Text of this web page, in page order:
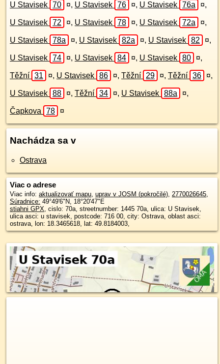
U Stavisek 70 ¤, U Stavisek 76 ¤, U Stavisek 76a ¤,
U Stavisek 72 ¤, U Stavisek 78 ¤, U Stavisek 72a ¤,
U Stavisek 78a ¤, U Stavisek 82a ¤, U Stavisek 82 ¤,
U Stavisek 74 ¤, U Stavisek 84 ¤, U Stavisek 80 ¤,
Těžní 31 ¤, U Stavisek 86 ¤, Těžní 29 ¤, Těžní 36 ¤,
U Stavisek 88 ¤, Těžní 34 ¤, U Stavisek 88a ¤,
Čapkova 78 ¤
Nachádza sa v
Ostrava
Viac o adrese
Viac info: aktualizovať mapu, uprav v JOSM (pokročilé), 2770026645,
Súradnice: 49°49'6"N, 18°20'47"E
stiahni GPX, cislo: 70a, streetnumber: 1445 70a, ulica: U Stavisek,
ulica asci: u stavisek, postcode: 716 00, city: Ostrava, oblast asci:
ostrava, lon: 18.3465618, lat: 49.8184003,